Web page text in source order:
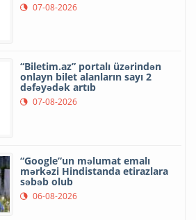
07-08-2026
“Biletim.az” portalı üzərindən
onlayn bilet alanların sayı 2
dəfəyədək artıb
07-08-2026
“Google”un məlumat emalı
mərkəzi Hindistanda etirazlara
səbəb olub
06-08-2026